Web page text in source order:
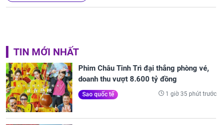
TIN MỚI NHẤT
Phim Châu Tinh Trì đại thắng phòng vé,
doanh thu vượt 8.600 tỷ đồng
Sao quốc tế 1 giờ 35 phút trước